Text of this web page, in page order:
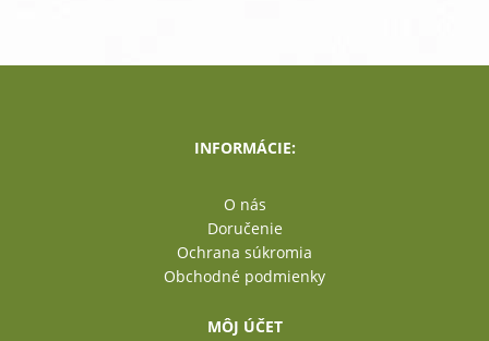
INFORMÁCIE:
O nás
Doručenie
Ochrana súkromia
Obchodné podmienky
MÔJ ÚČET